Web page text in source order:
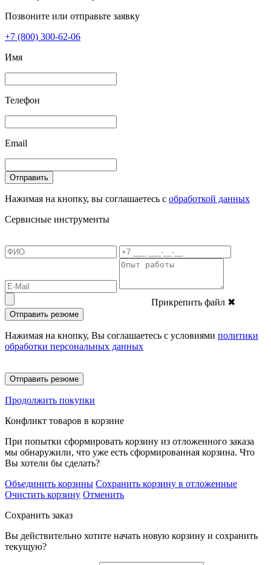
Позвоните или отправьте заявку
+7 (800) 300-62-06
Имя
Телефон
Email
Отправить
Нажимая на кнопку, вы соглашаетесь с обработкой данных
Сервисные инструменты
Прикрепить файл ✖
Отправить резюме
Нажимая на кнопку, Вы соглашаетесь с условиями политики
обработки персональных данных
Отправить резюме
Продолжить покупки
Конфликт товаров в корзине
При попытки сформировать корзину из отложенного заказа
мы обнаружили, что уже есть сформированная корзина. Что
Вы хотели бы сделать?
Объединить корзины Сохранить корзину в отложенные
Очистить корзину Отменить
Сохранить заказ
Вы действительно хотите начать новую корзину и сохранить
текущую?